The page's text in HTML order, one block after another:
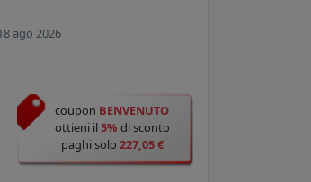
ago 2026
coupon BENVENUTO
ottieni il5% di sconto
paghi solo 227,05 €